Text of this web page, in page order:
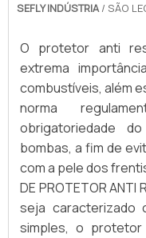
SEFLY INDÚSTRIA/ SÃO
O protetor anti
extrema
combustíveis, além
norma
obrigatoriedade
bombas, a fim de
com a pele dos
DE PROTETOR ANTI
seja caracterizado
simples, o